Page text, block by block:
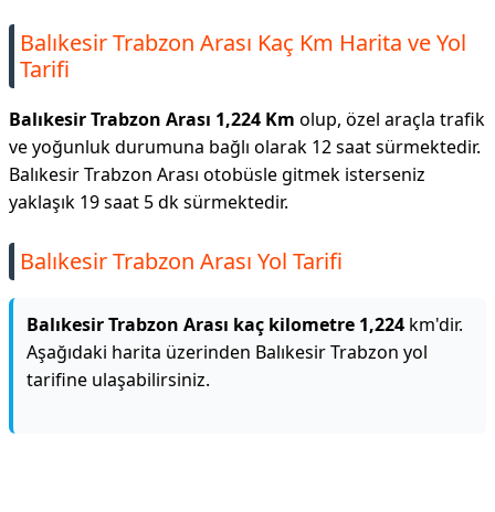
Balıkesir Trabzon Arası Kaç Km Harita ve Yol
Tarifi
Balıkesir Trabzon Arası 1,224 Km olup, özel araçla trafik
ve yoğunluk durumuna bağlı olarak 12 saat sürmektedir.
Balıkesir Trabzon Arası otobüsle gitmek isterseniz
yaklaşık 19 saat 5 dk sürmektedir.
Balıkesir Trabzon Arası Yol Tarifi
Balıkesir Trabzon Arası kaç kilometre 1,224 km'dir.
Aşağıdaki harita üzerinden Balıkesir Trabzon yol
tarifine ulaşabilirsiniz.